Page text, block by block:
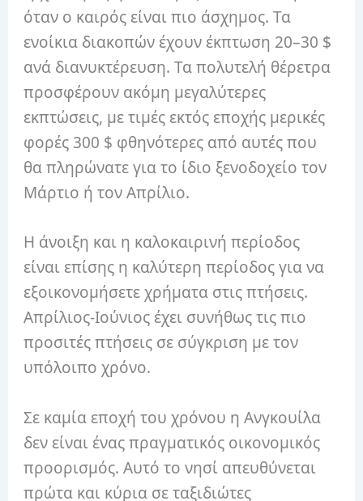
όταν ο καιρός είναι πιο άσχημος. Τα
ενοίκια διακοπών έχουν έκπτωση 20–30 $
ανά διανυκτέρευση. Τα πολυτελή θέρετρα
προσφέρουν ακόμη μεγαλύτερες
εκπτώσεις, με τιμές εκτός εποχής μερικές
φορές 300 $ φθηνότερες από αυτές που
θα πληρώνατε για το ίδιο ξενοδοχείο τον
Μάρτιο ή τον Απρίλιο.
Η άνοιξη και η καλοκαιρινή περίοδος
είναι επίσης η καλύτερη περίοδος για να
εξοικονομήσετε χρήματα στις πτήσεις.
Απρίλιος-Ιούνιος έχει συνήθως τις πιο
προσιτές πτήσεις σε σύγκριση με τον
υπόλοιπο χρόνο.
Σε καμία εποχή του χρόνου η Ανγκουίλα
δεν είναι ένας πραγματικός οικονομικός
προορισμός. Αυτό το νησί απευθύνεται
πρώτα και κύρια σε ταξιδιώτες